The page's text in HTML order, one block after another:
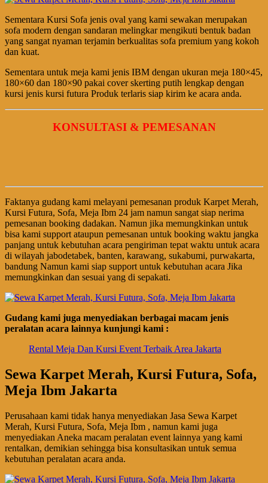
Sementara Kursi Sofa jenis oval yang kami sewakan merupakan
sofa modern dengan sandaran melingkar mengikuti bentuk badan
yang sangat nyaman terjamin berkualitas sofa premium yang kokoh
dan kuat.
Sementara untuk meja kami jenis IBM dengan ukuran meja 180×45,
180×60 dan 180×90 pakai cover skerting putih lengkap dengan
kursi jenis kursi futura Produk terlaris siap kirim ke acara anda.
KONSULTASI & PEMESANAN
Faktanya gudang kami melayani pemesanan produk Karpet Merah,
Kursi Futura, Sofa, Meja Ibm 24 jam namun sangat siap nerima
pemesanan booking dadakan. Namun jika memungkinkan untuk
bisa kami support ataupun pemesanan untuk booking waktu jangka
panjang untuk kebutuhan acara pengiriman tepat waktu untuk acara
di wilayah jabodetabek, banten, karawang, sukabumi, purwakarta,
bandung Namun kami siap support untuk kebutuhan acara Jika
memungkinkan dan sesuai yang di sepakati.
Gudang kami juga menyediakan berbagai macam jenis
peralatan acara lainnya kunjungi kami :
Rental Meja Dan Kursi Event Terbaik Area Jakarta
Sewa Karpet Merah, Kursi Futura, Sofa,
Meja Ibm Jakarta
Perusahaan kami tidak hanya menyediakan Jasa Sewa Karpet
Merah, Kursi Futura, Sofa, Meja Ibm , namun kami juga
menyediakan Aneka macam peralatan event lainnya yang kami
rentalkan, demikian sehingga bisa konsultasikan untuk semua
kebutuhan peralatan acara anda.